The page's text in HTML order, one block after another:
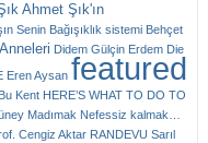
Ahmet Şık'ın
Senin Bağışıklık sistemi Behçet
Didem Gülçin Erdem Die
Eren Aysan featured
Kent HERE’S WHAT TO DO TO
Madımak Nefessiz kalmak…
Cengiz Aktar RANDEVU Sarıl